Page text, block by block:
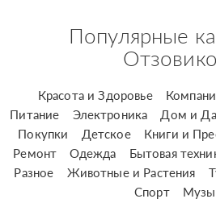
Популярные
Красота и Здоровье
Питание
Электроника Дом и
Покупки
Детское Книги и
Ремонт
Одежда Бытовая
Разное
Животные и Растения
Спорт